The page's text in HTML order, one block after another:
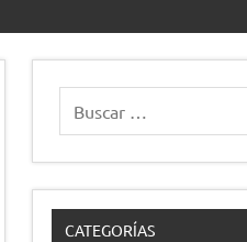
CATEGORÍAS